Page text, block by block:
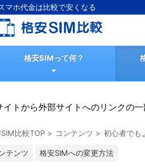
マホ代金は比較で安くなる
格安SIMって何？
イトから外部サイトへのリンクの
比較TOP > コンテンツ > 初心者でも
テンツ 格安SIMへの変更方法